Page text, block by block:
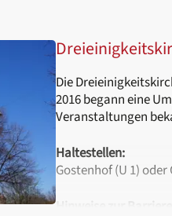
Die
2016 begann eine
Veranstaltungen
Haltestellen:
Gostenhof (U 1) oder